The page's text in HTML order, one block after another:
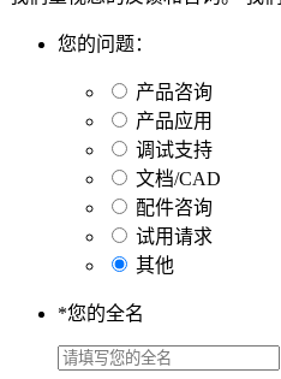
您的问题：
产品咨询
产品应用
调试支持
文档/CAD
配件咨询
试用请求
其他
*您的全名